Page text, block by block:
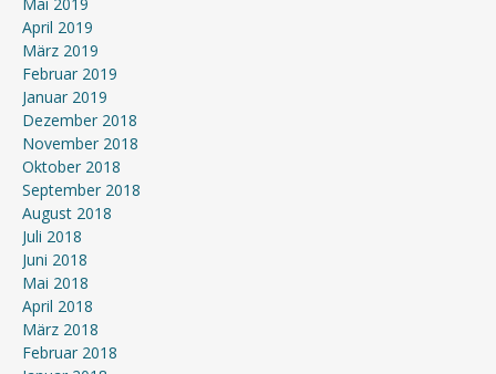
April 2019
März 2019
Februar 2019
Januar 2019
Dezember 2018
November 2018
Oktober 2018
September 2018
August 2018
Juli 2018
Juni 2018
Mai 2018
April 2018
März 2018
Februar 2018